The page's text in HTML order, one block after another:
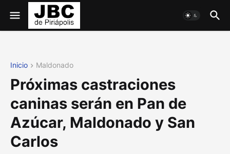
Inicio Maldonado
Próximas castraciones
caninas serán en Pan de
Azúcar, Maldonado y San
Carlos